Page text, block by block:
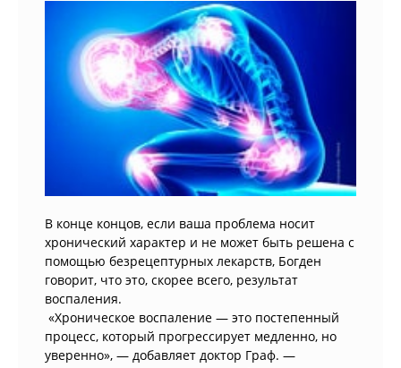
В конце концов, если ваша проблема носит
хронический характер и не может быть решена с
помощью безрецептурных лекарств, Богден
говорит, что это, скорее всего, результат
воспаления.
«Хроническое воспаление — это постепенный
процесс, который прогрессирует медленно, но
уверенно», — добавляет доктор Граф. —